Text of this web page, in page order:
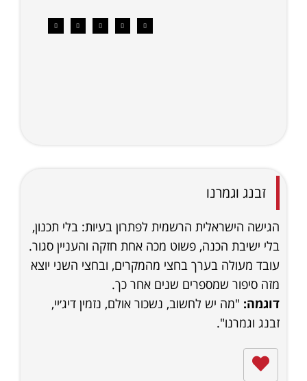
זבנג וגמרנו
הגישה הישראלית הרשמית לפתרון בעיות: בלי תכנון,
בלי ישיבת הכנה, פשוט מכה אחת חזקה והעניין סגור.
עובד מעולה בערך בחצי מהמקרים, ובחצי השני יוצא
מזה סיפור שמספרים שנים אחר כך.
דוגמה: "מה יש לחשוב, נשכור אולם, נזמין דיג׳יי,
זבנג וגמרנו".